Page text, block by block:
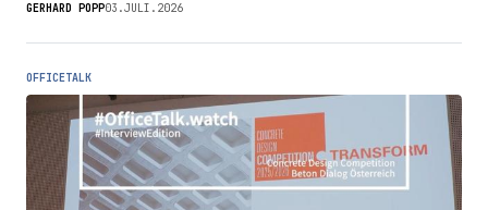
GERHARD POPP03.JULI.2026
OFFICETALK